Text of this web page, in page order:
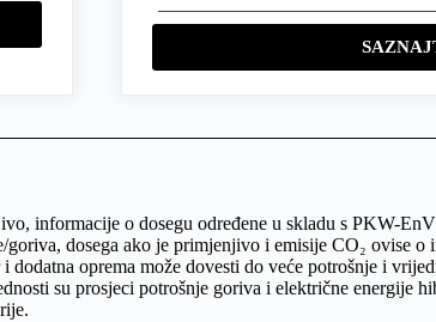
informacije o dosegu određene u skladu s PKW-
dosega ako je primjenjivo i emisije CO₂ ovise
oprema može dovesti do veće potrošnje i
su prosjeci potrošnje goriva i električne energije